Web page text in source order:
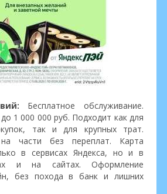
Бесплатное обслуживание.
1 000 000 руб. Подходит как для
так и для крупных трат.
части без переплат. Карта
в сервисах Яндекса, но и в
и на сайтах. Оформление
без похода в банк и лишних